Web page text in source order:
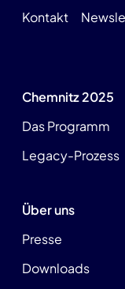
Kontakt
Chemnitz 2025
Das Programm
Legacy-Prozess
Über uns
Presse
Downloads